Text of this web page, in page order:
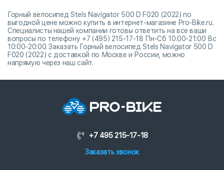
Горный велосипед Stels Navigator 500 D F020 (2022) по
выгодной цене можно купить в интернет-магазине Pro-Bike.ru.
Специалисты нашей компании готовы ответить на все ваши
вопросы по телефону +7 (495) 215-17-18 Пн-Сб 10:00-21:00 Вс
10:00-20:00. Заказать Горный велосипед Stels Navigator 500 D
F020 (2022) с доставкой по Москве и России, можно
напрямую через наш сайт.
+7 495 215-17-18
Заказать звонок